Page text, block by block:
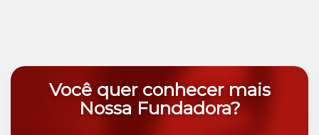
Você quer conhecer mais
Nossa Fundadora?